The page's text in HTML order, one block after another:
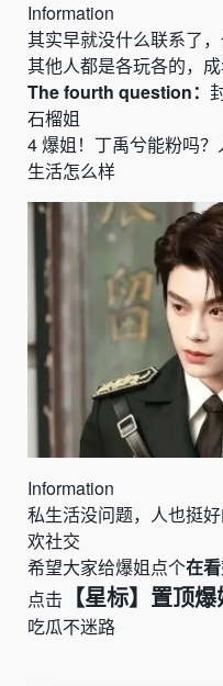
Information
其实早就没什么联系了
其他人都是各玩各的，
The fourth question：
石榴姐
4爆姐！丁禹兮能粉吗
生活怎么样
Information
私生活没问题，人也挺
欢社交
希望大家给爆姐点个在看
点击
【星标】置顶
吃瓜不迷路